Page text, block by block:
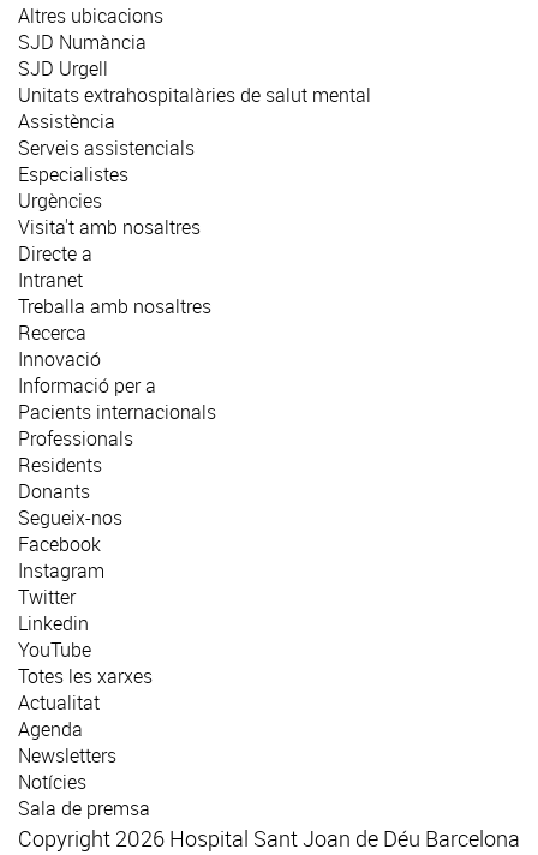
Altres ubicacions
SJD Numància
SJD Urgell
Unitats extrahospitalàries de salut mental
Assistència
Serveis assistencials
Especialistes
Urgències
Visita't amb nosaltres
Directe a
Intranet
Treballa amb nosaltres
Recerca
Innovació
Informació per a
Pacients internacionals
Professionals
Residents
Donants
Segueix-nos
Facebook
Instagram
Twitter
Linkedin
YouTube
Totes les xarxes
Actualitat
Agenda
Newsletters
Notícies
Sala de premsa
Copyright 2026 Hospital Sant Joan de Déu Barcelona